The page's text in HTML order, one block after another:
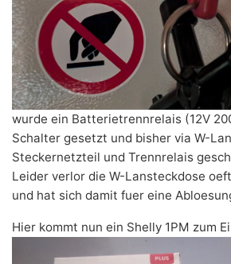
wurde ein Batterietrennrelais (12V
Schalter gesetzt und bisher via W-
Steckernetzteil und Trennrelais
Leider verlor die W-Lansteckdose
und hat sich damit fuer eine
Hier kommt nun ein Shelly 1PM zum